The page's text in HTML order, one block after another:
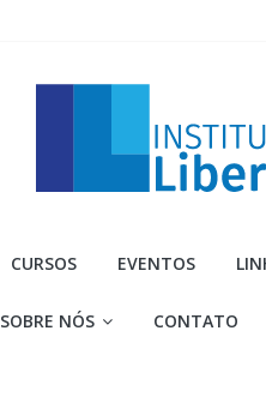
Liberal
CURSOS EVENTOS
SOBRE NÓS CONTATO